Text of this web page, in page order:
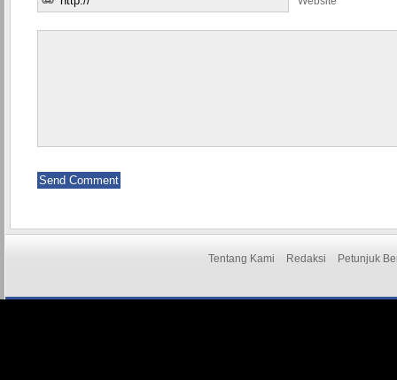
Tentang Kami Redaksi Petunjuk